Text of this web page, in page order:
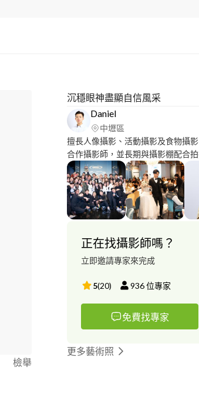
檢舉
沉穩眼神盡顯自信風采
Daniel
中壢區
擅長人像攝影、活動攝影及食物攝
合作攝影師，並長期與攝影棚配合
側拍、派對攝影等。
正在找攝影師嗎？
立即邀請專家來完成
5(20) 936位專家
免費找專家
更多藝術照